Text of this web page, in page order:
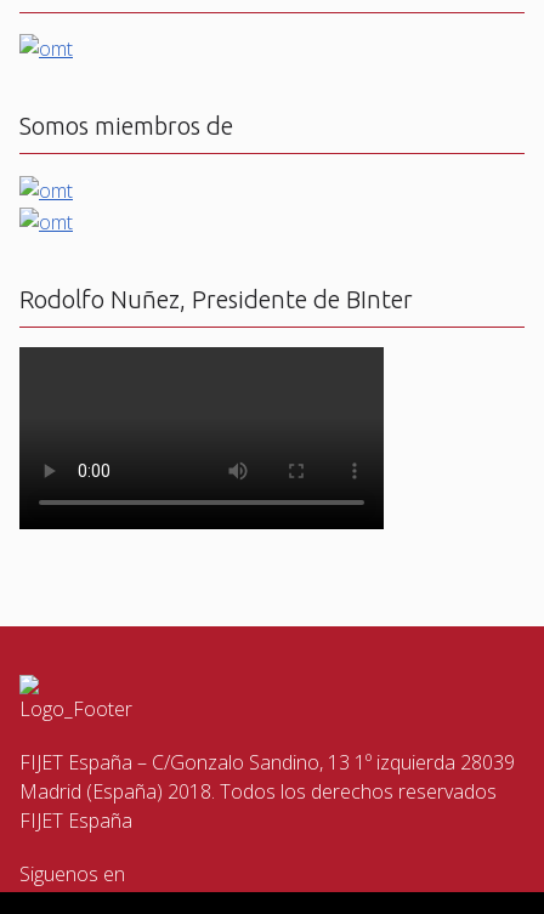
Somos miembros de
Rodolfo Nuñez, Presidente de BInter
FIJET España – C/Gonzalo Sandino, 13 1º izquierda 28039
Madrid (España) 2018. Todos los derechos reservados
FIJET España
Siguenos en